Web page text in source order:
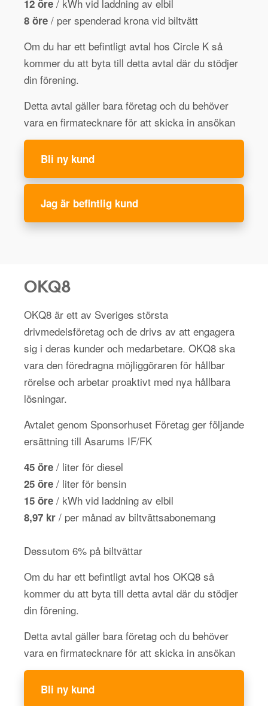
12 öre / kWh vid laddning av elbil
8 öre / per spenderad krona vid biltvätt
Om du har ett befintligt avtal hos Circle K så
kommer du att byta till detta avtal där du stödjer
din förening.
Detta avtal gäller bara företag och du behöver
vara en firmatecknare för att skicka in ansökan
Bli ny kund
Jag är befintlig kund
OKQ8
OKQ8 är ett av Sveriges största
drivmedelsföretag och de drivs av att engagera
sig i deras kunder och medarbetare. OKQ8 ska
vara den föredragna möjliggöraren för hållbar
rörelse och arbetar proaktivt med nya hållbara
lösningar.
Avtalet genom Sponsorhuset Företag ger följande
ersättning till Asarums IF/FK
45 öre / liter för diesel
25 öre / liter för bensin
15 öre / kWh vid laddning av elbil
8,97 kr / per månad av biltvättsabonemang
Dessutom 6% på biltvättar
Om du har ett befintligt avtal hos OKQ8 så
kommer du att byta till detta avtal där du stödjer
din förening.
Detta avtal gäller bara företag och du behöver
vara en firmatecknare för att skicka in ansökan
Bli ny kund